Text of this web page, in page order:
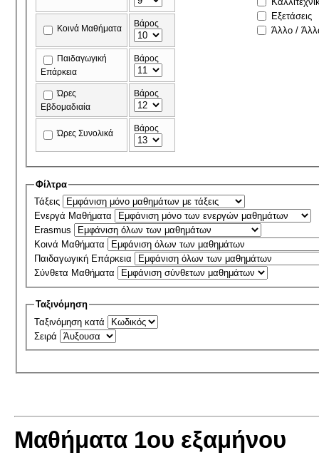
Κοινά Μαθήματα Βάρος
Παιδαγωγική
Επάρκεια
Βάρος
Ώρες
Εβδομαδιαία
Βάρος
Ώρες Συνολικά Βάρος
Εξετάσεις
Άλλο /
Φίλτρα
Τάξεις
Ενεργά Μαθήματα
Erasmus
Κοινά Μαθήματα
Παιδαγωγική Επάρκεια
Σύνθετα Μαθήματα
Ταξινόμηση
Ταξινόμηση κατά
Σειρά
Μαθήματα 1ου εξαμήνου